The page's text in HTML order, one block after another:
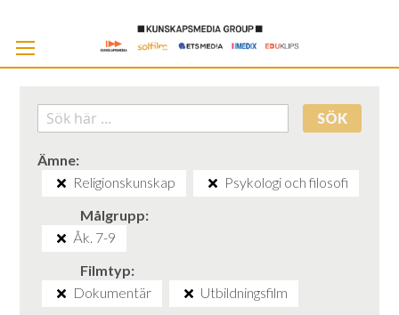
SÖK
Ämne
Religionskunskap
Psykologi och filosofi
Målgrupp
Åk. 7-9
Filmtyp
Dokumentär
Utbildningsfilm